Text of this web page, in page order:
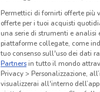
Permettici di fornirti offerte più
offerte per i tuoi acquisti
una serie di strumenti e
piattaforme collegate, come
tuo consenso sull'uso dei dati
Partnersin tutto il mondo
Privacy > Personalizzazione,
visualizzerai all'interno